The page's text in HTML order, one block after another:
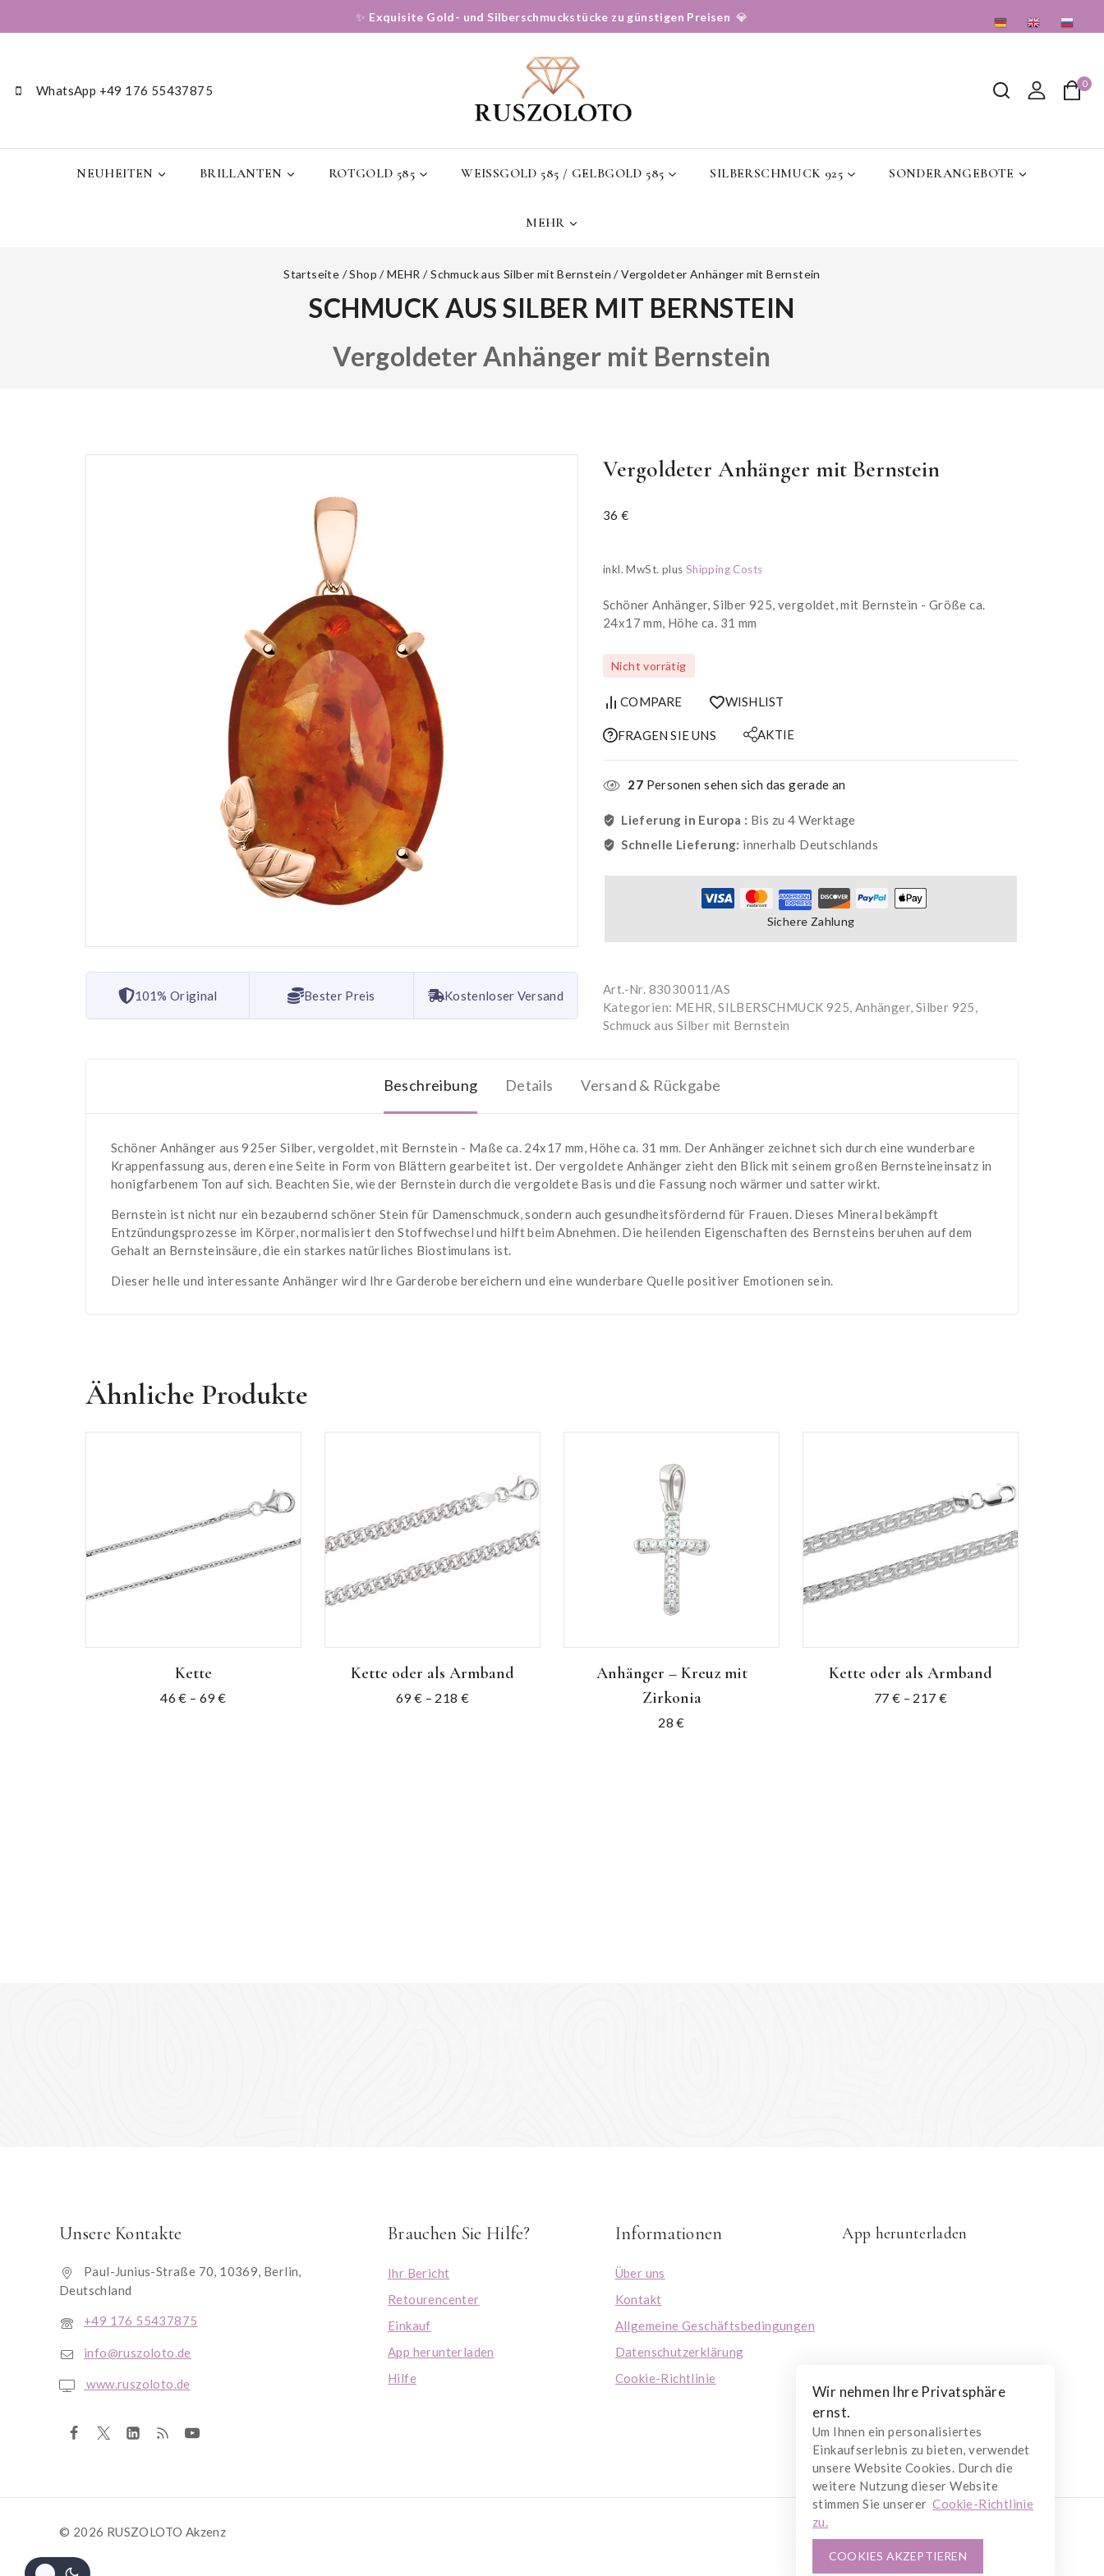
✨ Exquisite Gold- und Silberschmuckstücke zu günstigen Preisen 💎
WhatsApp +49 176 55437875 0
NEUHEITEN BRILLANTEN ROTGOLD 585 WEISSGOLD 585 / GELBGOLD 585 SILBERSCHMUCK 925 SONDERANGEBOTE
MEHR
Startseite / Shop / MEHR / Schmuck aus Silber mit Bernstein / Vergoldeter Anhänger mit Bernstein
SCHMUCK AUS SILBER MIT BERNSTEIN
Vergoldeter Anhänger mit Bernstein
101% Original Bester Preis Kostenloser Versand
Vergoldeter Anhänger mit Bernstein
36€
inkl. MwSt. plus Shipping Costs
Schöner Anhänger, Silber 925, vergoldet, mit Bernstein - Größe ca.
24x17 mm, Höhe ca. 31 mm
Nicht vorrätig
COMPARE WISHLIST
FRAGEN SIE UNS AKTIE
27 Personen sehen sich das gerade an
Lieferung in Europa : Bis zu 4 Werktage
Schnelle Lieferung: innerhalb Deutschlands
Sichere Zahlung
Art.-Nr. 83030011/AS
Kategorien: MEHR,SILBERSCHMUCK 925, Anhänger, Silber 925,
Schmuck aus Silber mit Bernstein
Beschreibung Details Versand & Rückgabe
Schöner Anhänger aus 925er Silber, vergoldet, mit Bernstein - Maße ca. 24x17 mm, Höhe ca. 31 mm. Der Anhänger zeichnet sich durch eine wunderbare
Krappenfassung aus, deren eine Seite in Form von Blättern gearbeitet ist. Der vergoldete Anhänger zieht den Blick mit seinem großen Bernsteineinsatz in
honigfarbenem Ton auf sich. Beachten Sie, wie der Bernstein durch die vergoldete Basis und die Fassung noch wärmer und satter wirkt.
Bernstein ist nicht nur ein bezaubernd schöner Stein für Damenschmuck, sondern auch gesundheitsfördernd für Frauen. Dieses Mineral bekämpft
Entzündungsprozesse im Körper, normalisiert den Stoffwechsel und hilft beim Abnehmen. Die heilenden Eigenschaften des Bernsteins beruhen auf dem
Gehalt an Bernsteinsäure, die ein starkes natürliches Biostimulans ist.
Dieser helle und interessante Anhänger wird Ihre Garderobe bereichern und eine wunderbare Quelle positiver Emotionen sein.
Ähnliche Produkte
Kette
46€ –69€
Kette oder als Armband
69€ – 218 €
Anhänger – Kreuz mit
Zirkonia
28€
Kette oder als Armband
77 € – 217€
Unsere Kontakte
Paul-Junius-Straße 70, 10369, Berlin,
Deutschland
+49 176 55437875
info@ruszoloto.de
www.ruszoloto.de
Brauchen Sie Hilfe?
Ihr Bericht
Retourencenter
Einkauf
App herunterladen
Hilfe
Informationen
Über uns
Kontakt
Allgemeine Geschäftsbedingungen
Datenschutzerklärung
Cookie-Richtlinie
App herunterladen
© 2026 RUSZOLOTO Akzenz
Wir nehmen Ihre Privatsphäre
ernst.
Um Ihnen ein personalisiertes
Einkaufserlebnis zu bieten, verwendet
unsere Website Cookies. Durch die
weitere Nutzung dieser Website
stimmen Sie unsererCookie-Richtlinie
zu.
COOKIES AKZEPTIEREN